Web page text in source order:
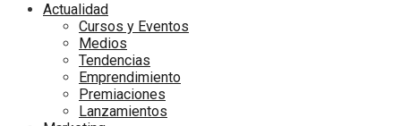
Actualidad
Cursos y Eventos
Medios
Tendencias
Emprendimiento
Premiaciones
Lanzamientos